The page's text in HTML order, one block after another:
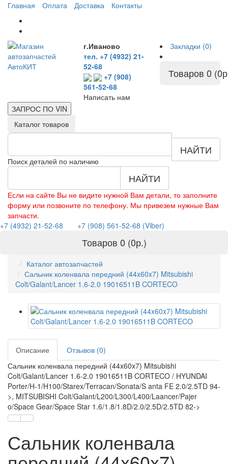
Главная Оплата Доставка Контакты
г.Иваново
тел. +7 (4932) 21-
52-68
+7 (908)
561-52-68
Написать нам
Закладки (0)
Товаров 0
ЗАПРОС ПО VIN
Каталог товаров
Поиск деталей по наличию
НАЙТИ
НАЙТИ
Если на сайте Вы не видите нужной Вам детали, то заполните
форму или позвоните по телефону. Мы привезем нужные Вам
запчасти.
+7 (4932) 21-52-68
+7 (908) 561-52-68 (Viber)
Товаров 0 (0р.)
Каталог автозапчастей
Сальник коленвала передний (44x60x7) Mitsubishi
Colt/Galant/Lancer 1.6-2.0 19016511B CORTECO
Описание
Отзывов (0)
Сальник коленвала передний (44x60x7) Mitsubishi
Colt/Galant/Lancer 1.6-2.0 19016511B CORTECO / HYUNDAI
Porter/H-1/H100/Starex/Terracan/Sonata/S anta FE 2.0/2.5TD 94-
>, MITSUBISHI Colt/Galant/L200/L300/L400/Laancer/Pajer
o/Space Gear/Space Star 1.6/1.8/1.8D/2.0/2.5D/2.5TD 82->
Сальник коленвала